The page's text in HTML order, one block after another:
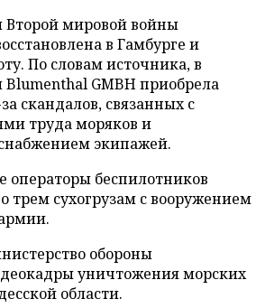
Второй мировой войны
в Гамбурге и
По словам источника, в
GMBH приобрела
скандалов, связанных с
труда моряков и
экипажей.
операторы беспилотников
трем сухогрузам с вооружением
обороны
уничтожения морских
области.